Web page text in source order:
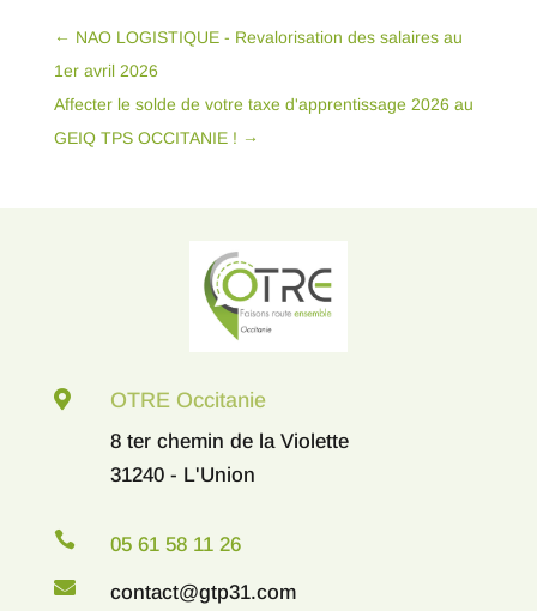
← NAO LOGISTIQUE - Revalorisation des salaires au
1er avril 2026
Affecter le solde de votre taxe d'apprentissage 2026 au
GEIQ TPS OCCITANIE ! →
 OTRE Occitanie
8 ter chemin de la Violette
31240 - L'Union
 05 61 58 11 26
 contact@gtp31.com